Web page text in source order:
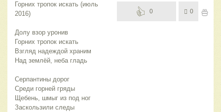
Горних тропок искать (июль
2016)
Долу взор уронив
Горних тропок искать
Взгляд надеждой храним
Над землёй, неба гладь
Серпантины дорог
Среди горней гряды
Щебень, шмыг из под ног
Заскользили следы
0 0